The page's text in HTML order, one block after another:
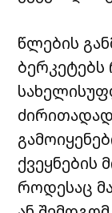
წლების
ბერკეტებს
ძირითადად
ქვეყნების
როდესაც